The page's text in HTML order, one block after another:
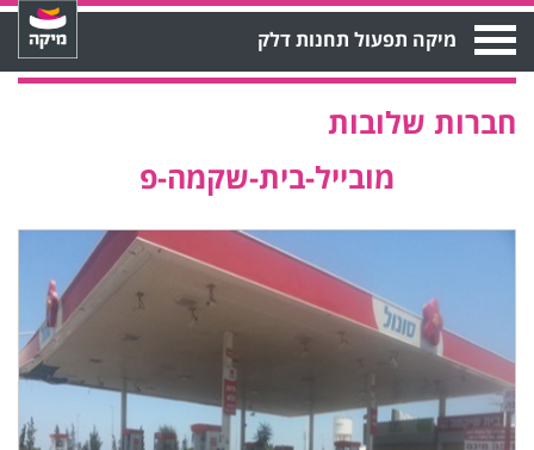
Open
Menu מיקה תפעול תחנות דלק
חברות שלובות
מובייל-בית-שקמה-פ